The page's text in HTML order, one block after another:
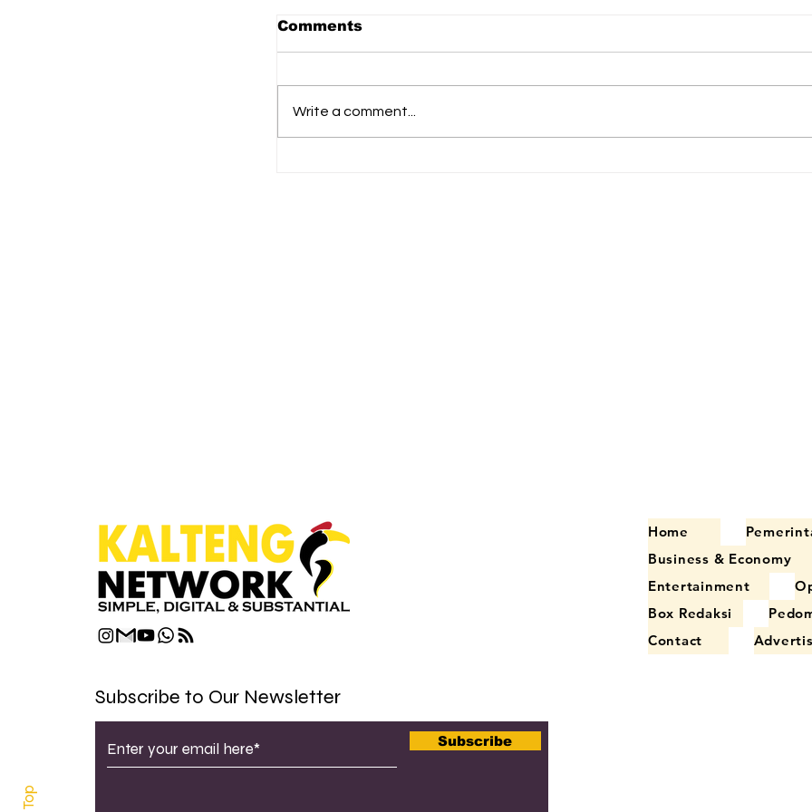
Comments
Write a comment...
Subscribe to Our Newsletter
Subscribe
Home
Business & Economy
Entertainment
Box Redaksi
Contact